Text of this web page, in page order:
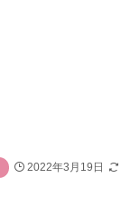
2022年3月19日